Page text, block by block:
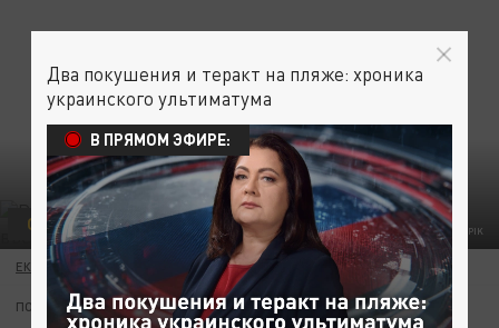
ФОТО: FREEPIK
ОБЩЕСТВО
ЕКАТЕРИНА КНЯЗЕВА 06 ИЮНЯ 13:16
ПОДПИШИТЕСЬ:
Два покушения и теракт на пляже: хроника
украинского ультиматума
В ПРЯМОМ ЭФИРЕ: